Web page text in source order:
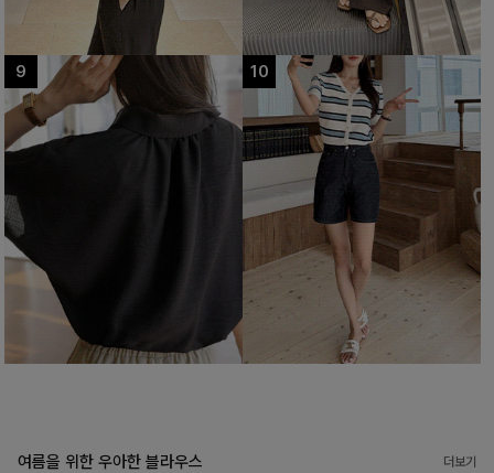
여름을 위한 우아한 블라우스 더보기